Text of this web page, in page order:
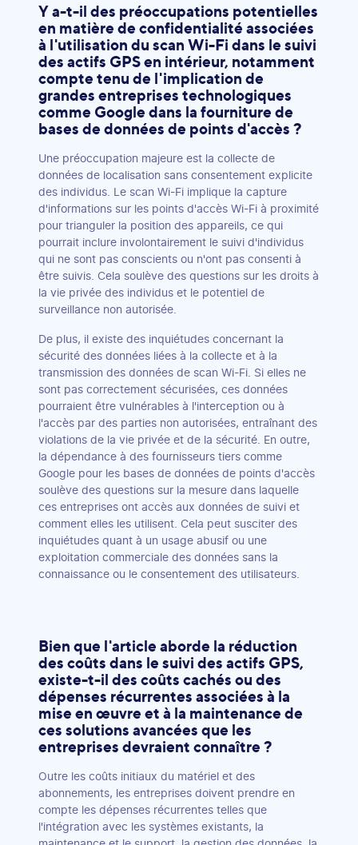
Y a-t-il des préoccupations potentielles
en matière de confidentialité associées
à l'utilisation du scan Wi-Fi dans le suivi
des actifs GPS en intérieur, notamment
compte tenu de l'implication de
grandes entreprises technologiques
comme Google dans la fourniture de
bases de données de points d'accès ?
Une préoccupation majeure est la collecte de
données de localisation sans consentement explicite
des individus. Le scan Wi-Fi implique la capture
d'informations sur les points d'accès Wi-Fi à proximité
pour trianguler la position des appareils, ce qui
pourrait inclure involontairement le suivi d'individus
qui ne sont pas conscients ou n'ont pas consenti à
être suivis. Cela soulève des questions sur les droits à
la vie privée des individus et le potentiel de
surveillance non autorisée.
De plus, il existe des inquiétudes concernant la
sécurité des données liées à la collecte et à la
transmission des données de scan Wi-Fi. Si elles ne
sont pas correctement sécurisées, ces données
pourraient être vulnérables à l'interception ou à
l'accès par des parties non autorisées, entraînant des
violations de la vie privée et de la sécurité. En outre,
la dépendance à des fournisseurs tiers comme
Google pour les bases de données de points d'accès
soulève des questions sur la mesure dans laquelle
ces entreprises ont accès aux données de suivi et
comment elles les utilisent. Cela peut susciter des
inquiétudes quant à un usage abusif ou une
exploitation commerciale des données sans la
connaissance ou le consentement des utilisateurs.
Bien que l'article aborde la réduction
des coûts dans le suivi des actifs GPS,
existe-t-il des coûts cachés ou des
dépenses récurrentes associées à la
mise en œuvre et à la maintenance de
ces solutions avancées que les
entreprises devraient connaître ?
Outre les coûts initiaux du matériel et des
abonnements, les entreprises doivent prendre en
compte les dépenses récurrentes telles que
l'intégration avec les systèmes existants, la